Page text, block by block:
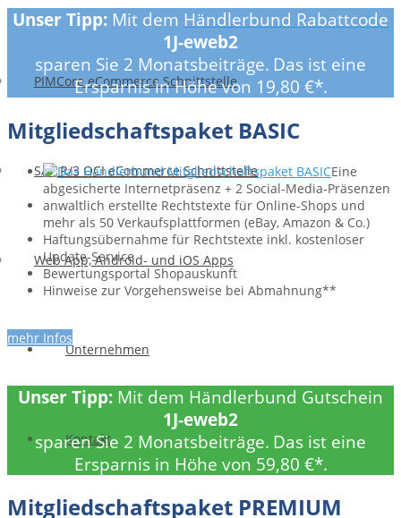
PIMCore eCommerce Schnittstelle
SAP R/3 OCI eCommerce Schnittstelle
Web App, Android- und iOS Apps
Unternehmen
Kontakt
Unser Tipp: Mit dem Händlerbund Rabattcode
1J-eweb2
sparen Sie 2 Monatsbeiträge. Das ist eine
Ersparnis in Höhe von 19,80 €*.
Mitgliedschaftspaket BASIC
Eine
abgesicherte Internetpräsenz + 2 Social-Media-Präsenzen
anwaltlich erstellte Rechts­texte für Online-Shops und
mehr als 50 Verkaufs­plattformen ­(eBay, Amazon & Co.)
Haftungs­übernahme für Rechtstexte inkl. kostenloser
Update-Service
Bewertungsportal Shopauskunft
Hinweise zur Vorgehensweise bei Abmahnung**
mehr Infos
Unser Tipp: Mit dem Händlerbund Gutschein
1J-eweb2
sparen Sie 2 Monatsbeiträge. Das ist eine
Ersparnis in Höhe von 59,80 €*.
Mitgliedschaftspaket PREMIUM